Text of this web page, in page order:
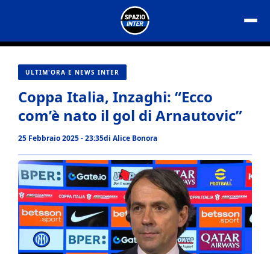
contenuto
ULTIM'ORA E NEWS INTER
Coppa Italia, Inzaghi: “Ecco
com’è nato il gol di Arnautovic”
25 Febbraio 2025 - 23:35di Alice Bonora